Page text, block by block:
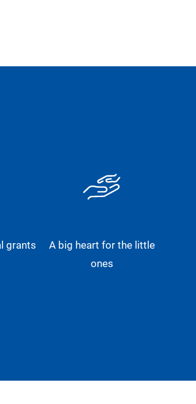
grants
A big heart for the little
ones